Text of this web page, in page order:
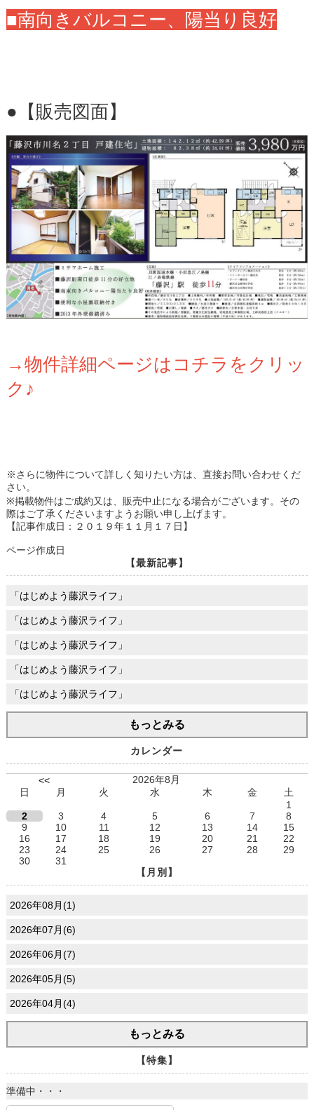
■南向きバルコニー、陽当り良好
●【販売図面】
→物件詳細ページはコチラをクリッ
ク♪
※さらに物件について詳しく知りたい方は、直接お問い合わせくだ
さい。
※掲載物件はご成約又は、販売中止になる場合がございます。その
際はご了承くださいますようお願い申し上げます。
【記事作成日：２０１９年１１月１７日】
ページ作成日
【最新記事】
「はじめよう藤沢ライフ」
「はじめよう藤沢ライフ」
「はじめよう藤沢ライフ」
「はじめよう藤沢ライフ」
「はじめよう藤沢ライフ」
もっとみる
カレンダー
<<
2026年8月
日
月 火 水 木 金
土
1
2
3 4 5 6 7
8
9
10 11 12 13 14
15
16
17 18 19 20 21
22
23
24 25 26 27 28
29
30
31
【月別】
2026年08月(1)
2026年07月(6)
2026年06月(7)
2026年05月(5)
2026年04月(4)
もっとみる
【特集】
準備中・・・